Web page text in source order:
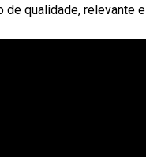
de qualidade, relevante e